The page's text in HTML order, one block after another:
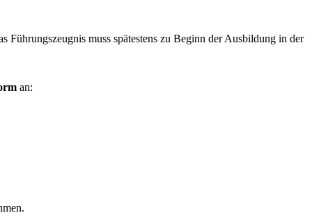
Führungszeugnis muss spätestens zu Beginn der Ausbildung in der
an: